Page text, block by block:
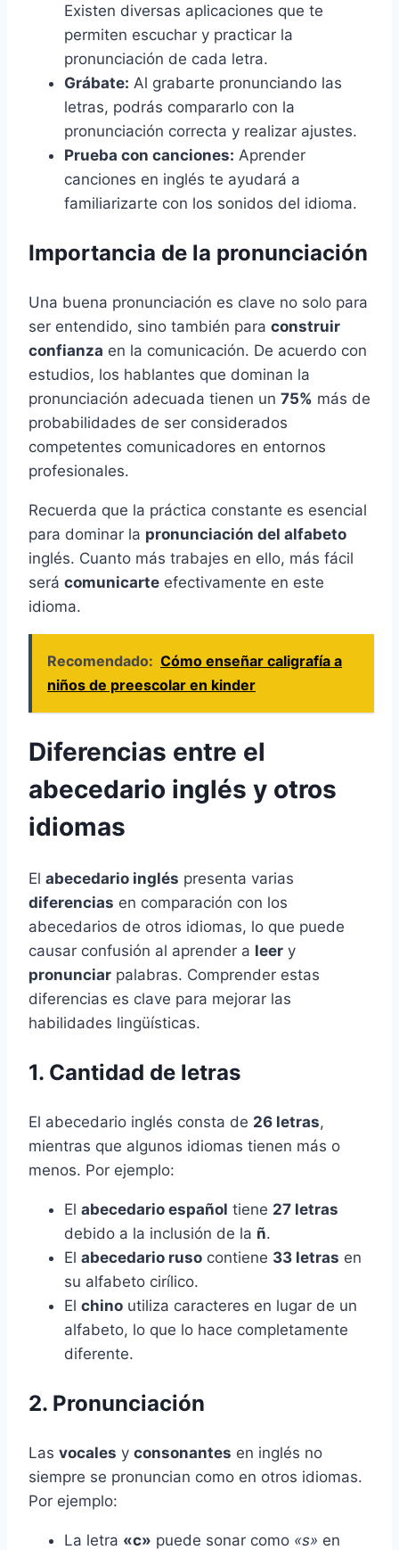
Existen diversas aplicaciones que te
permiten escuchar y practicar la
pronunciación de cada letra.
Grábate: Al grabarte pronunciando las
letras, podrás compararlo con la
pronunciación correcta y realizar ajustes.
Prueba con canciones: Aprender
canciones en inglés te ayudará a
familiarizarte con los sonidos del idioma.
Importancia de la pronunciación
Una buena pronunciación es clave no solo para
ser entendido, sino también para construir
confianza en la comunicación. De acuerdo con
estudios, los hablantes que dominan la
pronunciación adecuada tienen un 75% más de
probabilidades de ser considerados
competentes comunicadores en entornos
profesionales.
Recuerda que la práctica constante es esencial
para dominar la pronunciación del alfabeto
inglés. Cuanto más trabajes en ello, más fácil
será comunicarte efectivamente en este
idioma.
Recomendado: Cómo enseñar caligrafía a
niños de preescolar en kinder
Diferencias entre el
abecedario inglés y otros
idiomas
El abecedario inglés presenta varias
diferencias en comparación con los
abecedarios de otros idiomas, lo que puede
causar confusión al aprender a leer y
pronunciar palabras. Comprender estas
diferencias es clave para mejorar las
habilidades lingüísticas.
1. Cantidad de letras
El abecedario inglés consta de 26 letras,
mientras que algunos idiomas tienen más o
menos. Por ejemplo:
El abecedario español tiene 27 letras
debido a la inclusión de la ñ.
El abecedario ruso contiene 33 letras en
su alfabeto cirílico.
El chino utiliza caracteres en lugar de un
alfabeto, lo que lo hace completamente
diferente.
2. Pronunciación
Las vocales y consonantes en inglés no
siempre se pronuncian como en otros idiomas.
Por ejemplo:
La letra «c» puede sonar como «s» en